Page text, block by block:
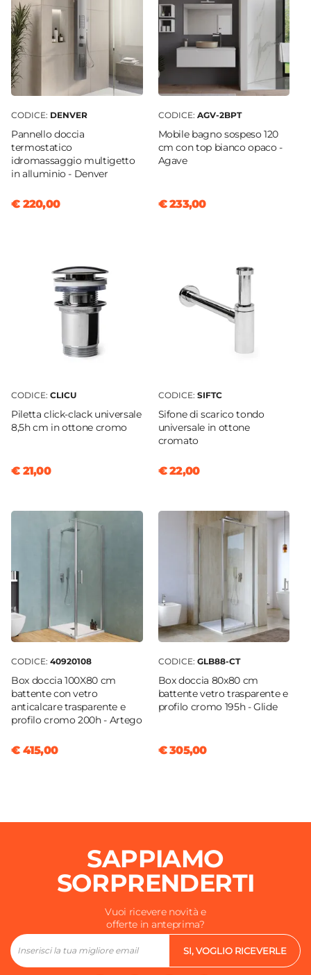
CODICE: DENVER
Pannello doccia
termostatico
idromassaggio multigetto
in alluminio - Denver
€ 220,00
CODICE: AGV-2BPT
Mobile bagno sospeso 120
cm con top bianco opaco -
Agave
€ 233,00
CODICE: CLICU
Piletta click-clack universale
8,5h cm in ottone cromo
€ 21,00
CODICE: SIFTC
Sifone di scarico tondo
universale in ottone
cromato
€ 22,00
CODICE: 40920108
Box doccia 100X80 cm
battente con vetro
anticalcare trasparente e
profilo cromo 200h - Artego
€ 415,00
CODICE: GLB88-CT
Box doccia 80x80 cm
battente vetro trasparente e
profilo cromo 195h - Glide
€ 305,00
SAPPIAMO
SORPRENDERTI
Vuoi ricevere novità e
offerte in anteprima?
SI, VOGLIO RICEVERLE